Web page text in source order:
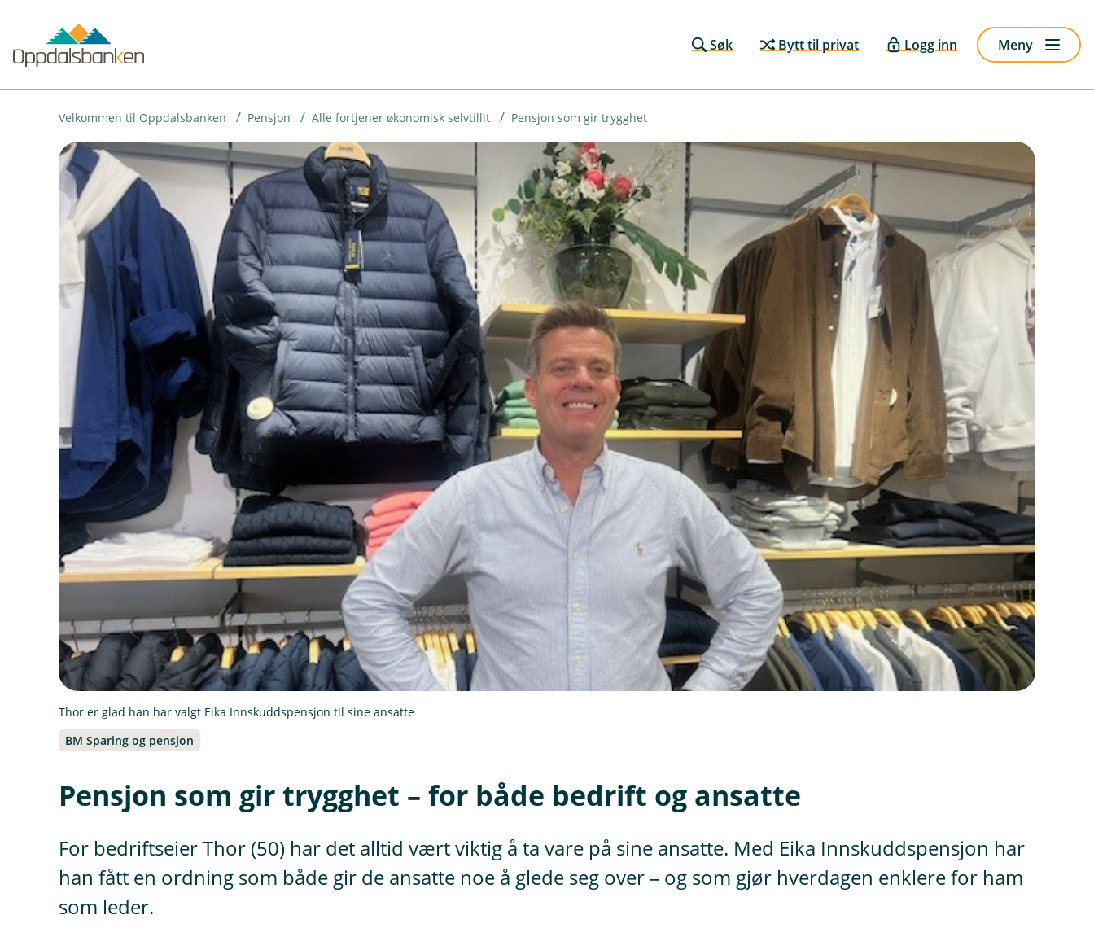
Søk Bytt til privat Logg inn Meny
Velkommen til Oppdalsbanken Pensjon Alle fortjener økonomisk selvtillit Pensjon som gir trygghet
Thor er glad han har valgt Eika Innskuddspensjon til sine ansatte
BM Sparing og pensjon
Pensjon som gir trygghet – for både bedrift og ansatte
For bedriftseier Thor (50) har det alltid vært viktig å ta vare på sine ansatte. Med Eika Innskuddspensjon har
han fått en ordning som både gir de ansatte noe å glede seg over – og som gjør hverdagen enklere for ham
som leder.